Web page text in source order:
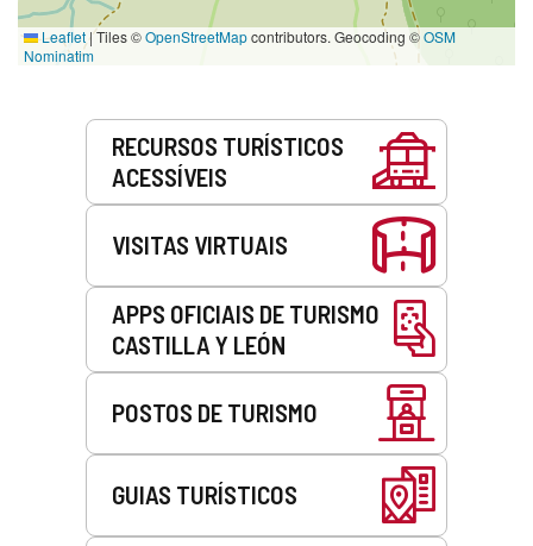
Leaflet|Tiles ©OpenStreetMapcontributors. Geocoding ©OSM
Nominatim
RECURSOS TURÍSTICOS
ACESSÍVEIS
VISITAS VIRTUAIS
APPS OFICIAIS DE TURISMO
CASTILLA Y LEÓN
POSTOS DE TURISMO
GUIAS TURÍSTICOS